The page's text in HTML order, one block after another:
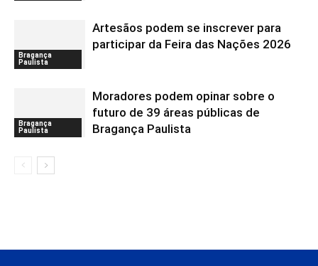
Bragança
Paulista
Artesãos podem se inscrever para
participar da Feira das Nações 2026
Bragança
Paulista
Moradores podem opinar sobre o
futuro de 39 áreas públicas de
Bragança Paulista